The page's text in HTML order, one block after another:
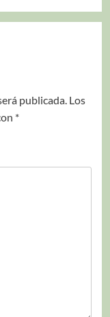
publicada. Los
*